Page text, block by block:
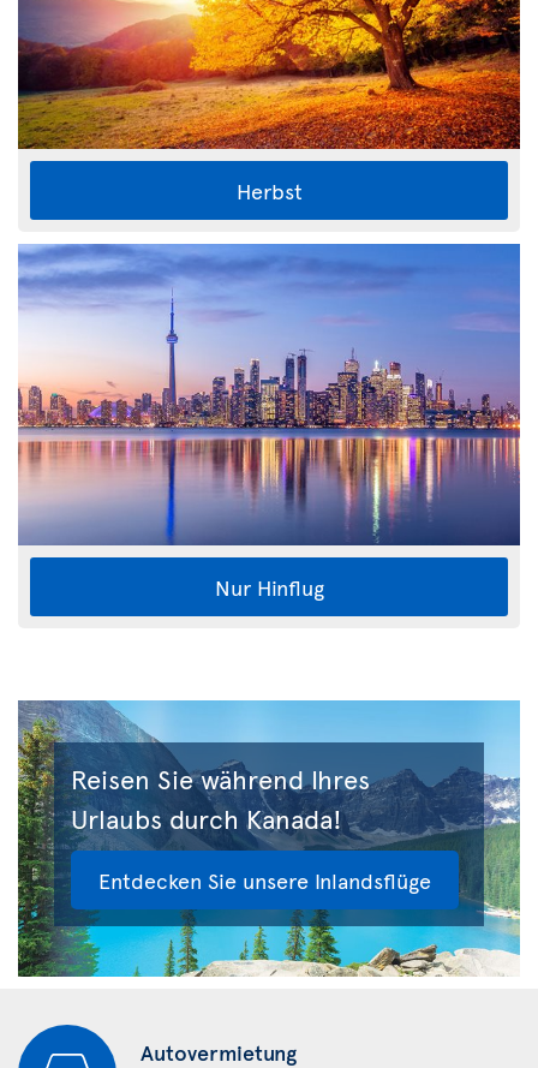
Herbst
Nur Hinflug
Reisen Sie während Ihres
Urlaubs durch Kanada!
Entdecken Sie unsere Inlandsflüge
Autovermietung